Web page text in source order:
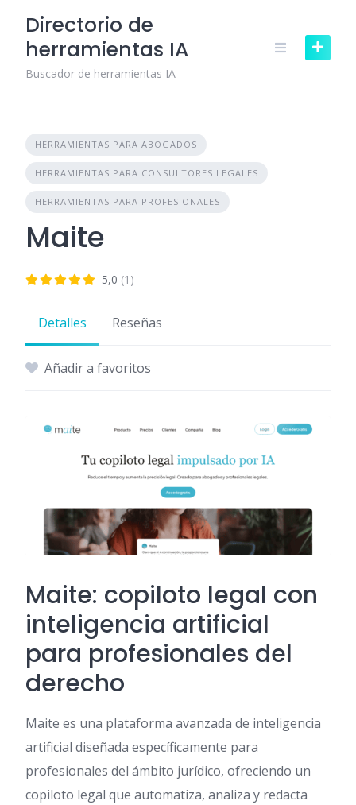
content
Directorio de
herramientas IA
Buscador de herramientas IA
HERRAMIENTAS PARA ABOGADOS
HERRAMIENTAS PARA CONSULTORES LEGALES
HERRAMIENTAS PARA PROFESIONALES
Maite
5,0 (1)
Detalles Reseñas
Añadir a favoritos
Maite: copiloto legal con
inteligencia artificial
para profesionales del
derecho
Maite es una plataforma avanzada de inteligencia
artificial diseñada específicamente para
profesionales del ámbito jurídico, ofreciendo un
copiloto legal que automatiza, analiza y redacta